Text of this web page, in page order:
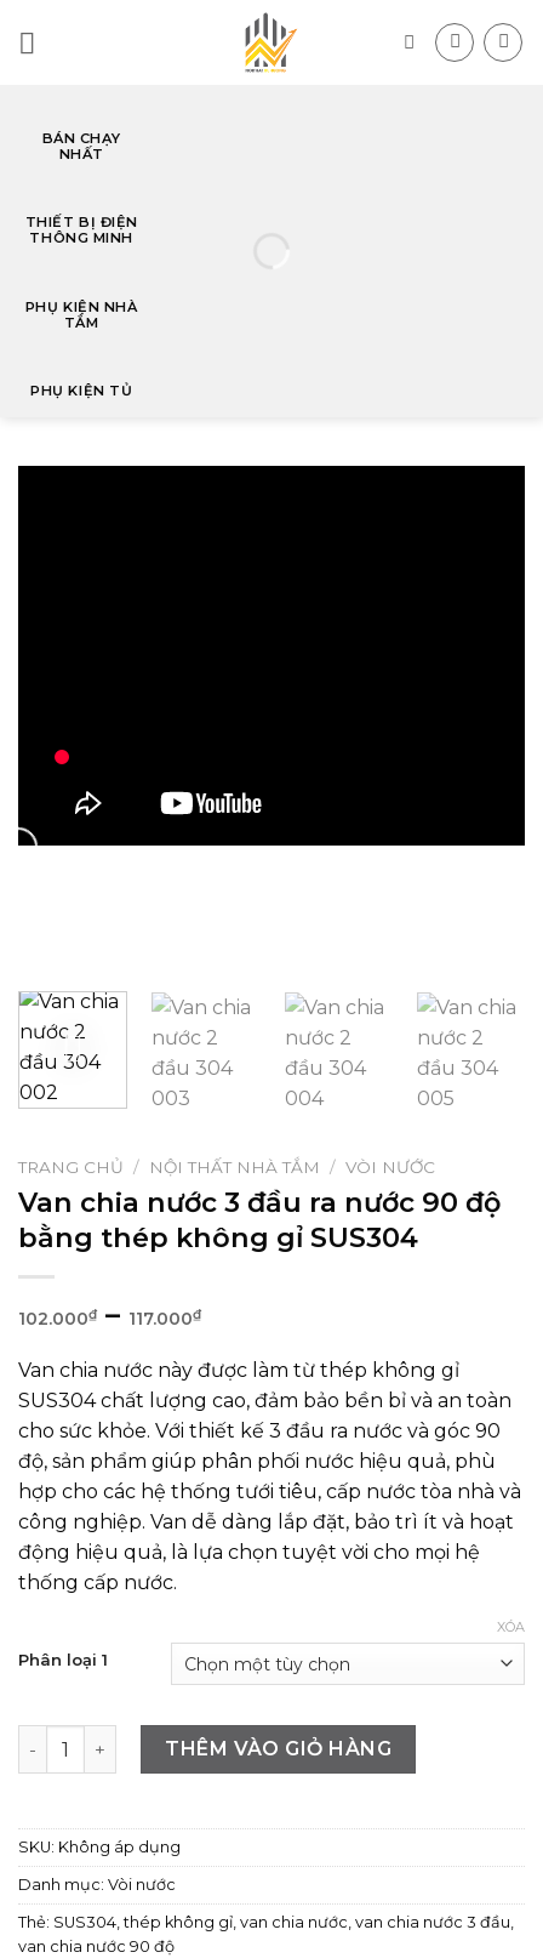
BÁN CHẠY
NHẤT
THIẾT BỊ ĐIỆN
THÔNG MINH
PHỤ KIỆN NHÀ
TẮM
PHỤ KIỆN TỦ
TRANG CHỦ / NỘI THẤT NHÀ TẮM / VÒI NƯỚC
Van chia nước 3 đầu ra nước 90 độ
bằng thép không gỉ SUS304
102.000₫ – 117.000₫
từ
102.000₫
đến
117.000₫
Van chia nước này được làm từ thép không gỉ
SUS304 chất lượng cao, đảm bảo bền bỉ và an toàn
cho sức khỏe. Với thiết kế 3 đầu ra nước và góc 90
độ, sản phẩm giúp phân phối nước hiệu quả, phù
hợp cho các hệ thống tưới tiêu, cấp nước tòa nhà và
công nghiệp. Van dễ dàng lắp đặt, bảo trì ít và hoạt
động hiệu quả, là lựa chọn tuyệt vời cho mọi hệ
thống cấp nước.
Phân loại 1
XÓA
Van chia nước 3 đầu ra nước 90 độ bằng thép không gỉ
THÊM VÀO GIỎ HÀNG
SKU: Không áp dụng
Danh mục: Vòi nước
Thẻ: SUS304,thép không gỉ, van chia nước, van chia nước 3 đầu,
van chia nước 90 độ